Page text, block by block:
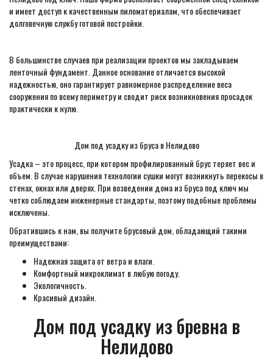
и имеет доступ к качественным пиломатериалам, что обеспечивает
долговечную службу готовой постройки.
В большинстве случаев при реализации проектов мы закладываем
ленточный фундамент. Данное основание отличается высокой
надежностью, оно гарантирует равномерное распределение веса
сооружения по всему периметру и сводит риск возникновения просадок
практически к нулю.
Дом под усадку из бруса в Нелидово
Усадка – это процесс, при котором профилированный брус теряет вес и
объем. В случае нарушения технологии сушки могут возникнуть перекосы в
стенах, окнах или дверях. При возведении дома из бруса под ключ мы
четко соблюдаем инженерные стандарты, поэтому подобные проблемы
исключены.
Обратившись к нам, вы получите брусовый дом, обладающий такими
преимуществами:
Надежная защита от ветра и влаги.
Комфортный микроклимат в любую погоду.
Экологичность.
Красивый дизайн.
Дом под усадку из бревна в
Нелидово